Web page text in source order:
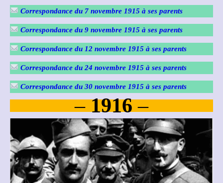
Correspondance du 7 novembre 1915 à ses parents
Correspondance du 9 novembre 1915 à ses parents
Correspondance du 12 novembre 1915 à ses parents
Correspondance du 24 novembre 1915 à ses parents
Correspondance du 30 novembre 1915 à ses parents
–1916–